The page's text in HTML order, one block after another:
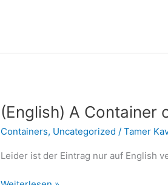
(English) A Container
Containers, Uncategorized /Tamer
Leider ist der Eintrag nur auf English